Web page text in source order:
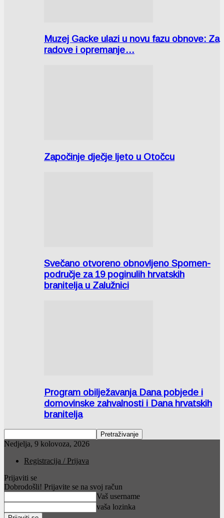
Muzej Gacke ulazi u novu fazu obnove: Za
radove i opremanje…
Započinje dječje ljeto u Otočcu
Svečano otvoreno obnovljeno Spomen-
područje za 19 poginulih hrvatskih
branitelja u Zalužnici
Program obilježavanja Dana pobjede i
domovinske zahvalnosti i Dana hrvatskih
branitelja
Nedjelja, 9 kolovoza, 2026
Registracija / Prijava
Prijaviti se
Dobrodošli! Prijavite se na svoj račun
Vaš username
vaša lozinka